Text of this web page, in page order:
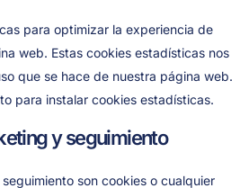
para optimizar la experiencia de
web. Estas cookies estadísticas nos
que se hace de nuestra página web.
para instalar cookies estadísticas.
y seguimiento
son cookies o cualquier